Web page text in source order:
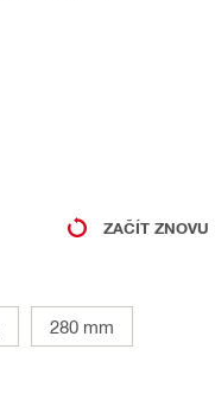
ZAČÍT ZNOVU
280 mm